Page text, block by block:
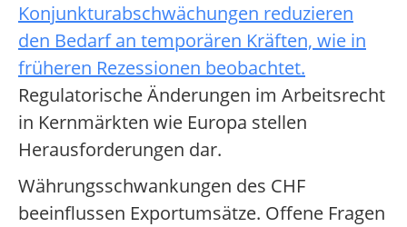
Konjunkturabschwächungen reduzieren
den Bedarf an temporären Kräften, wie in
früheren Rezessionen beobachtet.
Regulatorische Änderungen im Arbeitsrecht
in Kernmärkten wie Europa stellen
Herausforderungen dar.
Währungsschwankungen des CHF
beeinflussen Exportumsätze. Offene Fragen